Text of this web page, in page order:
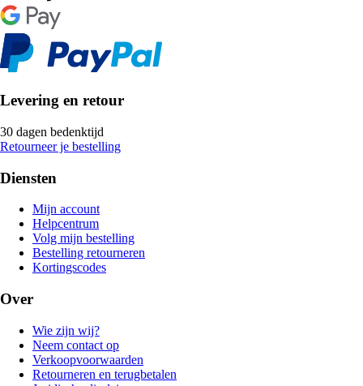
Levering en retour
30 dagen bedenktijd
Retourneer je bestelling
Diensten
Mijn account
Helpcentrum
Volg mijn bestelling
Bestelling retourneren
Kortingscodes
Over
Wie zijn wij?
Neem contact op
Verkoopvoorwaarden
Retourneren en terugbetalen